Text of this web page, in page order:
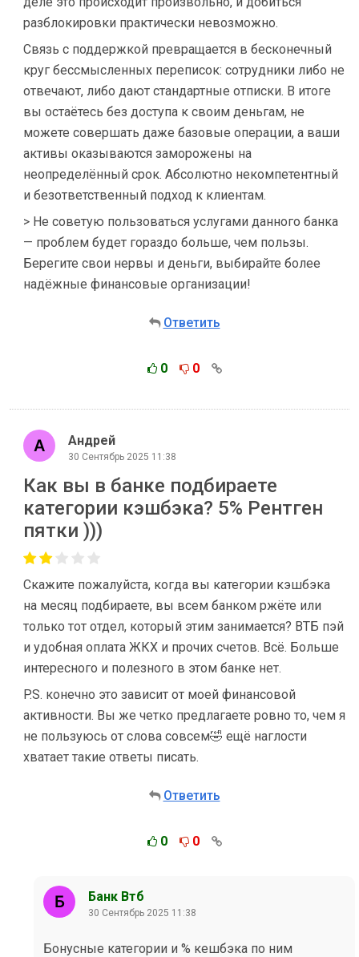
разблокировки практически невозможно.
Связь с поддержкой превращается в бесконечный
круг бессмысленных переписок: сотрудники либо не
отвечают, либо дают стандартные отписки. В итоге
вы остаётесь без доступа к своим деньгам, не
можете совершать даже базовые операции, а ваши
активы оказываются заморожены на
неопределённый срок. Абсолютно некомпетентный
и безответственный подход к клиентам.
> Не советую пользоваться услугами данного банка
— проблем будет гораздо больше, чем пользы.
Берегите свои нервы и деньги, выбирайте более
надёжные финансовые организации!
Ответить
0 0
Андрей
30 Сентябрь 2025 11:38
Как вы в банке подбираете
категории кэшбэка? 5% Рентген
пятки )))
Скажите пожалуйста, когда вы категории кэшбэка
на месяц подбираете, вы всем банком ржёте или
только тот отдел, который этим занимается? ВТБ пэй
и удобная оплата ЖКХ и прочих счетов. Всё. Больше
интересного и полезного в этом банке нет.
P.S. конечно это зависит от моей финансовой
активности. Вы же четко предлагаете ровно то, чем я
не пользуюсь от слова совсем🤣 ещё наглости
хватает такие ответы писать.
Ответить
0 0
Банк Втб
30 Сентябрь 2025 11:38
Бонусные категории и % кешбэка по ним